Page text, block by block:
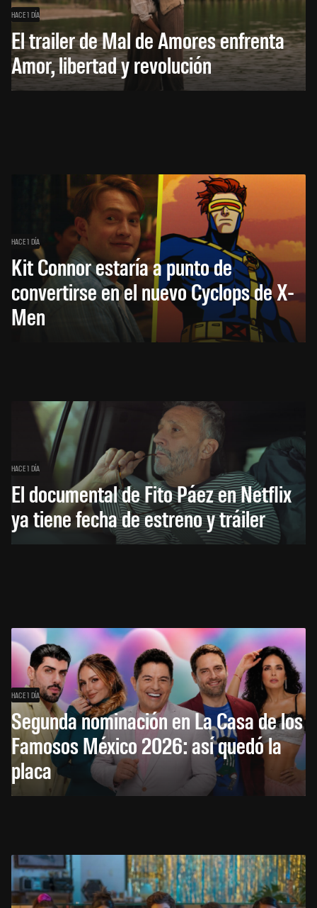
HACE 1 DÍA
El trailer de Mal de Amores enfrenta
Amor, libertad y revolución
HACE 1 DÍA
Kit Connor estaría a punto de
convertirse en el nuevo Cyclops de X-
Men
HACE 1 DÍA
El documental de Fito Páez en Netflix
ya tiene fecha de estreno y tráiler
HACE 1 DÍA
Segunda nominación en La Casa de los
Famosos México 2026: así quedó la
placa